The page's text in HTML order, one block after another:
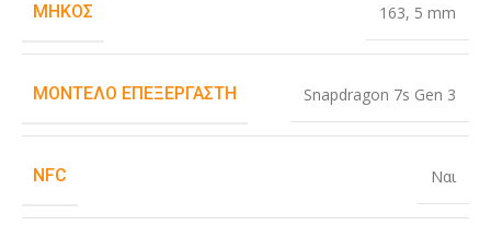
ΜΉΚΟΣ 163, 5 mm
ΜΟΝΤΈΛΟ ΕΠΕΞΕΡΓΑΣΤΉ Snapdragon 7s Gen 3
NFC Ναι